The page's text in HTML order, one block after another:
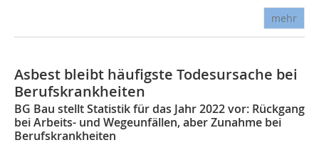
mehr
Asbest bleibt häufigste Todesursache bei
Berufskrankheiten
BG Bau stellt Statistik für das Jahr 2022 vor: Rückgang
bei Arbeits- und Wegeunfällen, aber Zunahme bei
Berufskrankheiten